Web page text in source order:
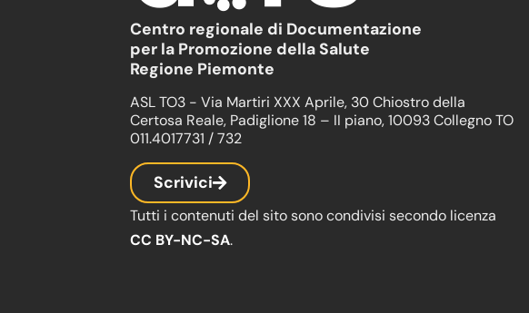
Centro regionale di Documentazione
per la Promozione della Salute
Regione Piemonte
ASL TO3 - Via Martiri XXX Aprile, 30 Chiostro della
Certosa Reale, Padiglione 18 – II piano, 10093 Collegno TO
011.4017731 / 732
Scrivici
Tutti i contenuti del sito sono condivisi secondo licenza
CC BY-NC-SA.